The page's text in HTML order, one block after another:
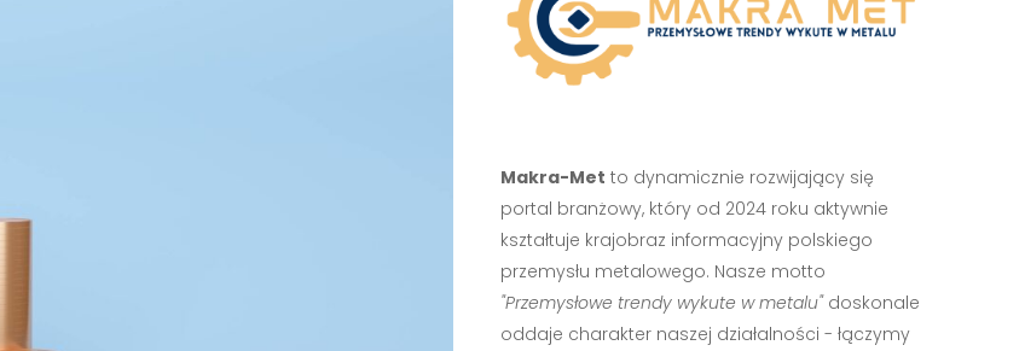
Makra-Met to dynamicznie rozwijający się
portal branżowy, który od 2024 roku aktywnie
kształtuje krajobraz informacyjny polskiego
przemysłu metalowego. Nasze motto
"Przemysłowe trendy wykute w metalu"doskonale
oddaje charakter naszej działalności - łączymy